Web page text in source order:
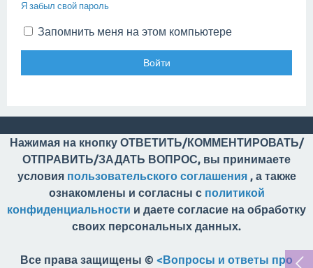
Я забыл свой пароль
Запомнить меня на этом компьютере
Нажимая на кнопку ОТВЕТИТЬ/КОММЕНТИРОВАТЬ/
ОТПРАВИТЬ/ЗАДАТЬ ВОПРОС, вы принимаете
условия пользовательского соглашения, а также
ознакомлены и согласны с политикой
конфиденциальности и даете согласие на обработку
своих персональных данных.
Все права защищены © <Вопросы и ответы про